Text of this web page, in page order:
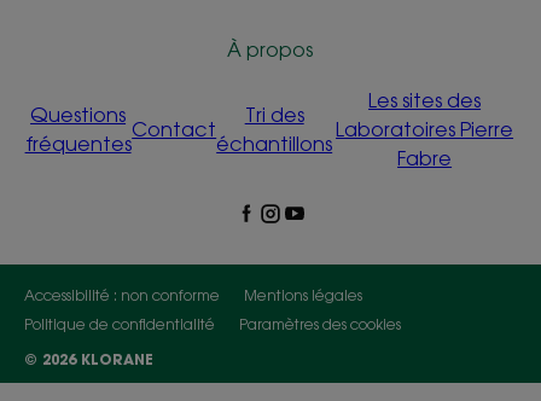
À propos
Questions
fréquentes
Contact
Tri des
échantillons
Les sites des
Laboratoires Pierre
Fabre
Accessibilité : non conforme
Mentions légales
Politique de confidentialité
Paramètres des cookies
© 2026 KLORANE